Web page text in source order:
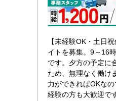
【未経験OK・土日
イトを募集。9～16
です。夕方の予定に
ため、無理なく働け
力ができればOKな
経験の方も大歓迎で